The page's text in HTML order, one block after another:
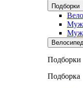
Подборки
Подборки
Подборка